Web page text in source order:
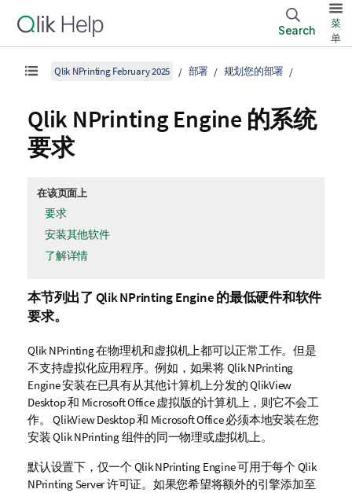
Search
菜
单
Qlik NPrinting February 2025 部署 规划您的部署
Qlik NPrinting Engine 的系统
要求
在该页面上
要求
安装其他软件
了解详情
本节列出了 Qlik NPrinting Engine的最低硬件和软件
要求。
Qlik NPrinting在物理机和虚拟机上都可以正常工作。但是
不支持虚拟化应用程序。例如，如果将Qlik NPrinting
Engine安装在已具有从其他计算机上分发的QlikView
Desktop和 Microsoft Office虚拟版的计算机上，则它不会工
作。QlikView Desktop和 Microsoft Office必须本地安装在您
安装Qlik NPrinting组件的同一物理或虚拟机上。
默认设置下，仅一个 Qlik NPrinting Engine可用于每个 Qlik
NPrinting Server许可证。如果您希望将额外的引擎添加至